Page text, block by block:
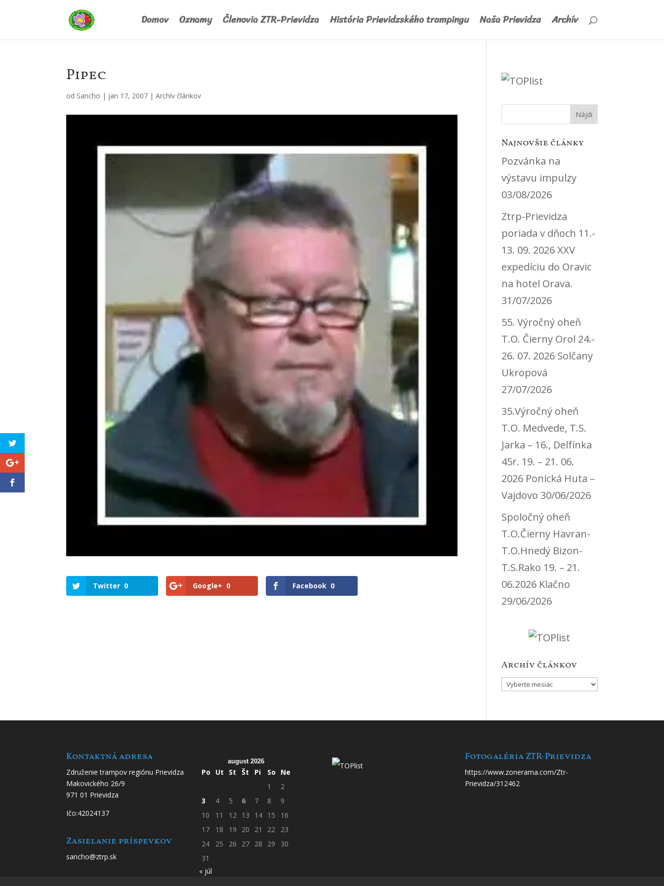
Domov Oznamy Členovia ZTR-Prievidza História Prievidzského trampingu Naša Prievidza Archív
Pipec
od Sancho | jan 17, 2007 |Archív článkov
Twitter 0 Google+ 0 Facebook 0
Najnovšie články
Pozvánka na
výstavu impulzy
03/08/2026
Ztrp-Prievidza
poriada v dňoch 11.-
13. 09. 2026 XXV
expedíciu do Oravic
na hotel Orava.
31/07/2026
55. Výročný oheň
T.O. Čierny Orol 24.-
26. 07. 2026 Solčany
Ukropová
27/07/2026
35.Výročný oheň
T.O. Medvede, T.S.
Jarka – 16., Delfínka
45r. 19. – 21. 06.
2026 Ponická Huta –
Vajdovo 30/06/2026
Spoločný oheň
T.O.Čierny Havran-
T.O.Hnedý Bizon-
T.S.Rako 19. – 21.
06.2026 Klačno
29/06/2026
Archív článkov
Archív
Kontaktná adresa
Združenie trampov regiónu Prievidza
Makovického 26/9
971 01 Prievidza
Ičo:42024137
Zasielanie príspevkov
sancho@ztrp.sk
august 2026
Po Ut St Št Pi So
Ne
1
2
3
4 5 6 7 8
9
10
11 12 13 14 15
16
17
18 19 20 21 22
23
24
25 26 27 28 29
30
31
« júl
Fotogaléria ZTR-Prievidza
https://www.zonerama.com/Ztr-
Prievidza/312462